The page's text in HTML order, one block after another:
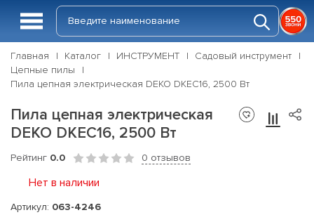
Главная Каталог ИНСТРУМЕНТ
Садовый инструмент
Цепные пилы
Пила цепная электрическая DEKO DKEC16, 2500 Вт
Пила цепная электрическая
DEKO DKEC16, 2500 Вт
Рейтинг 0.0 0 отзывов
Нет в наличии
Артикул: 063-4246